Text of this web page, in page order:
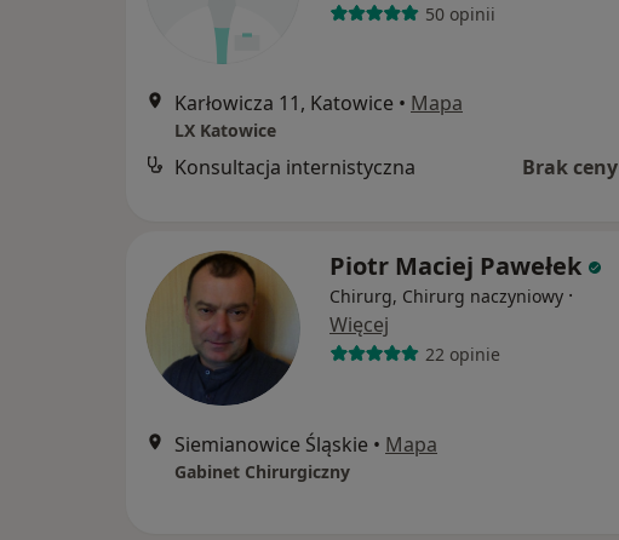
50 opinii
Karłowicza 11, Katowice • Mapa
LX Katowice
Konsultacja internistyczna Brak ceny
Piotr Maciej Pawełek
Chirurg, Chirurg naczyniowy ·
Więcej
22 opinie
Siemianowice Śląskie • Mapa
Gabinet Chirurgiczny